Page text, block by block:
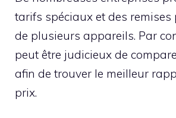
tarifs spéciaux et des remises
de plusieurs appareils. Par
peut être judicieux de
afin de trouver le meilleur
prix.